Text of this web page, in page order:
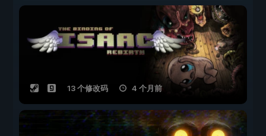
13 个修改码 4 个月前